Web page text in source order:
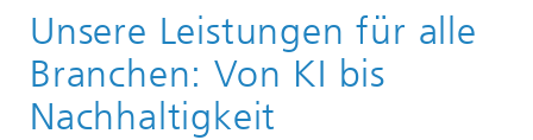
Unsere Leistungen für alle
Branchen: Von KI bis
Nachhaltigkeit